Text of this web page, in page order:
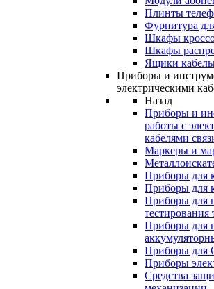
Плинты
Фурнитура
Шкафы
Шкафы
Ящики
Приборы и
электрическими
Назад
Приборы и
работы с
кабелями
Маркеры и
Приборы для
Приборы для
Приборы для
Приборы для
Приборы для
Приборы
Средства